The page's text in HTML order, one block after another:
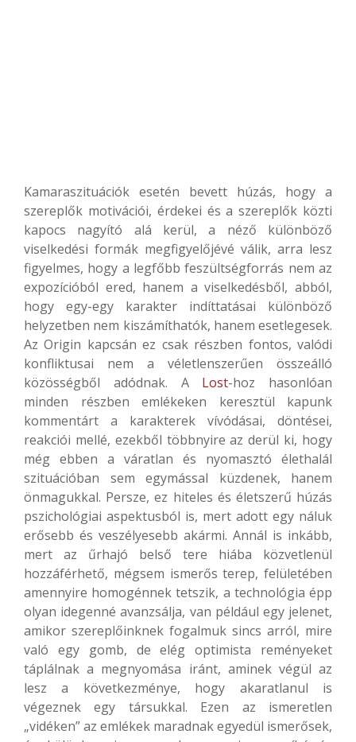
Kamaraszituációk esetén bevett húzás, hogy a
szereplők motivációi, érdekei és a szereplők közti
kapocs nagyító alá kerül, a néző különböző
viselkedési formák megfigyelőjévé válik, arra lesz
figyelmes, hogy a legfőbb feszültségforrás nem az
expozícióból ered, hanem a viselkedésből, abból,
hogy egy-egy karakter indíttatásai különböző
helyzetben nem kiszámíthatók, hanem esetlegesek.
Az Origin kapcsán ez csak részben fontos, valódi
konfliktusai nem a véletlenszerűen összeálló
közösségből adódnak. A Lost-hoz hasonlóan
minden részben emlékeken keresztül kapunk
kommentárt a karakterek vívódásai, döntései,
reakciói mellé, ezekből többnyire az derül ki, hogy
még ebben a váratlan és nyomasztó élethalál
szituációban sem egymással küzdenek, hanem
önmagukkal. Persze, ez hiteles és életszerű húzás
pszichológiai aspektusból is, mert adott egy náluk
erősebb és veszélyesebb akármi. Annál is inkább,
mert az űrhajó belső tere hiába közvetlenül
hozzáférhető, mégsem ismerős terep, felületében
amennyire homogénnek tetszik, a technológia épp
olyan idegenné avanzsálja, van például egy jelenet,
amikor szereplőinknek fogalmuk sincs arról, mire
való egy gomb, de elég optimista reményeket
táplálnak a megnyomása iránt, aminek végül az
lesz a következménye, hogy akaratlanul is
végeznek egy társukkal. Ezen az ismeretlen
„vidéken” az emlékek maradnak egyedül ismerősek,